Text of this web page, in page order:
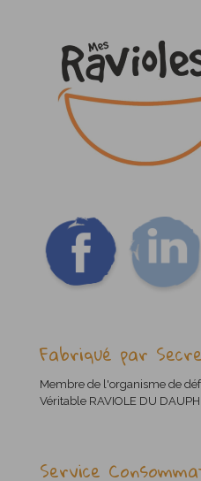
Fabriqué par
Membre de l'organisme de
Véritable RAVIOLE DU
Service